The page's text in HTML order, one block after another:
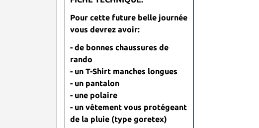
Pour cette future belle journée
vous devrez avoir:
- de bonnes chaussures de
rando
- un T-Shirt manches longues
- un pantalon
- une polaire
- un vêtement vous protégeant
de la pluie (type goretex)